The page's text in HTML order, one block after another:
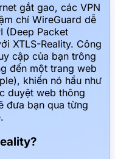
gắt gao, các VPN
chí WireGuard dễ
(Deep Packet
XTLS-Reality. Công
cập của bạn trông
đến một trang web
khiến nó hầu như
duyệt web thông
đưa bạn qua từng